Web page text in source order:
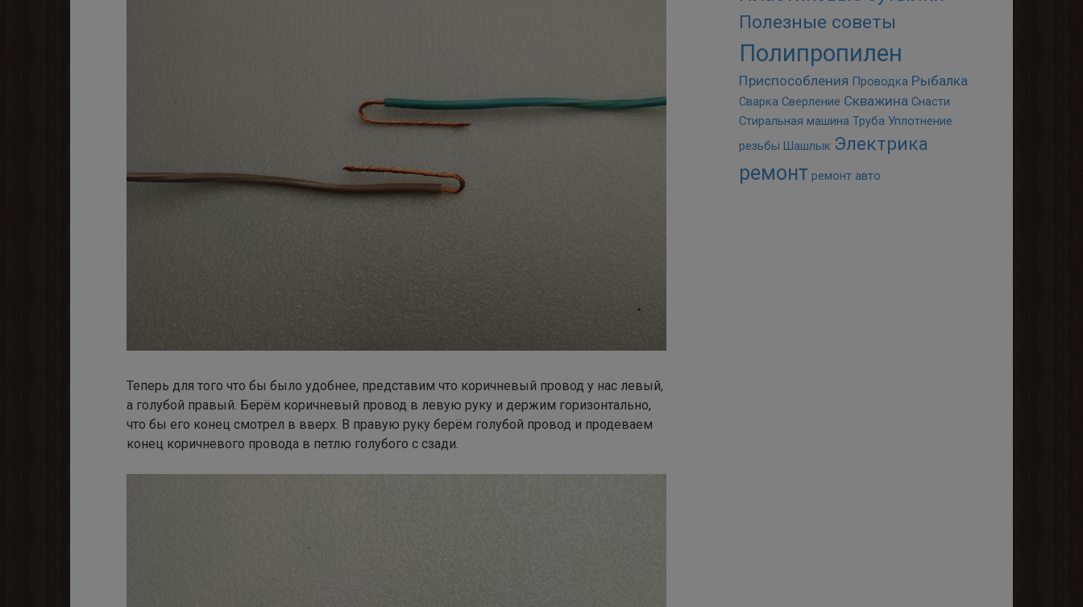
Теперь для того что бы было удобнее, представим что коричневый провод у нас левый,
а голубой правый. Берём коричневый провод в левую руку и держим горизонтально,
что бы его конец смотрел в вверх. В правую руку берём голубой провод и продеваем
конец коричневого провода в петлю голубого с сзади.
Полезные советы
Полипропилен
Приспособления Проводка Рыбалка
Сварка Сверление Скважина Снасти
Стиральная машина Труба Уплотнение
резьбы Шашлык Электрика
ремонт ремонт авто